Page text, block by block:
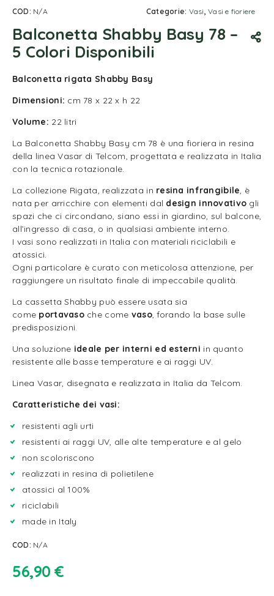
COD: N/A Categorie: Vasi,Vasi e fioriere
Balconetta Shabby Basy 78 –
5 Colori Disponibili
Balconetta rigata Shabby Basy
Dimensioni: cm 78 x 22 x h 22
Volume: 22 litri
La Balconetta Shabby Basy cm 78 è una fioriera in resina
della linea Vasar di Telcom, progettata e realizzata in Italia
con la tecnica rotazionale.
La collezione Rigata, realizzata in resina infrangibile, è
nata per arricchire con elementi dal design innovativo gli
spazi che ci circondano, siano essi in giardino, sul balcone,
all’ingresso di casa, o in qualsiasi ambiente interno.
I vasi sono realizzati in Italia con materiali riciclabili e
atossici.
Ogni particolare è curato con meticolosa attenzione, per
raggiungere un risultato finale di impeccabile qualità.
La cassetta Shabby può essere usata sia
come portavasoche come vaso, forando la base sulle
predisposizioni.
Una soluzione ideale per interni ed esterni in quanto
resistente alle basse temperature e ai raggi UV.
Linea Vasar, disegnata e realizzata in Italia da Telcom.
Caratteristiche dei vasi:
resistenti agli urti
resistenti ai raggi UV, alle alte temperature e al gelo
non scoloriscono
realizzati in resina di polietilene
atossici al 100%
riciclabili
made in Italy
COD: N/A
56,90 €